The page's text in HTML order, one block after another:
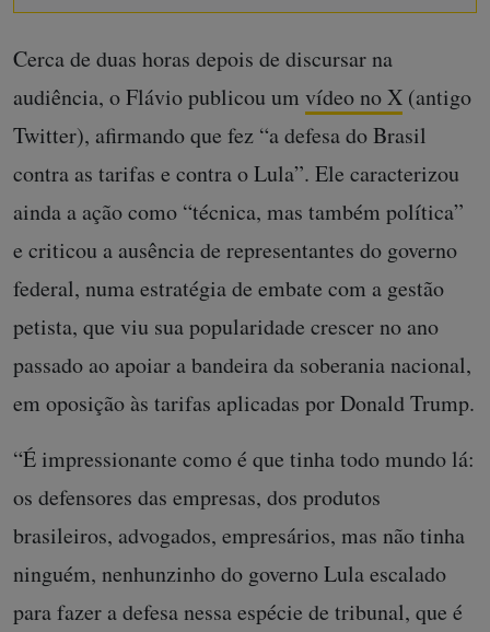
Cerca de duas horas depois de discursar na
audiência, o Flávio publicou um vídeo no X (antigo
Twitter), afirmando que fez “a defesa do Brasil
contra as tarifas e contra o Lula”. Ele caracterizou
ainda a ação como “técnica, mas também política”
e criticou a ausência de representantes do governo
federal, numa estratégia de embate com a gestão
petista, que viu sua popularidade crescer no ano
passado ao apoiar a bandeira da soberania nacional,
em oposição às tarifas aplicadas por Donald Trump.
“É impressionante como é que tinha todo mundo lá:
os defensores das empresas, dos produtos
brasileiros, advogados, empresários, mas não tinha
ninguém, nenhunzinho do governo Lula escalado
para fazer a defesa nessa espécie de tribunal, que é